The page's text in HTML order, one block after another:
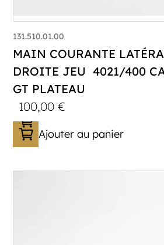
131.510.01.00
MAIN COURANTE
DROITE JEU 4021/400
GT PLATEAU
100,00€
Ajouter au panier